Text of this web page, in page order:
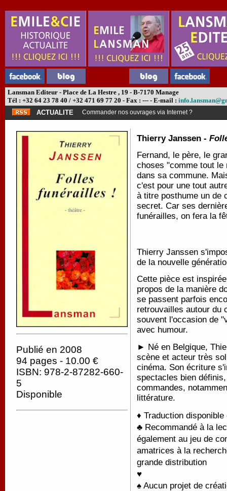
Lansman Editeur - Place de La Hestre , 19 - B-7170 Manage
Tél : +32 64 23 78 40 / +32 471 69 77 20 - Fax : --- - E-mail :
ACTUALITE
Commander nos ouvrages via Internet ?
Publié en 2008
94 pages - 10.00 €
ISBN: 978-2-87282-660-
5
Disponible
Thierry Janssen -
Fernand, le père, le
choses "comme tout le
dans sa commune.
c'est pour une tout
à titre posthume un de
secret. Car ses
funérailles, on fera la
Thierry Janssen
de la nouvelle
Cette pièce est
propos de la manière
se passent parfois
retrouvailles autour du
souvent l'occasion de
avec humour.
► Né en Belgique,
scène et acteur très
cinéma. Son écriture
spectacles bien
commandes,
littérature.
♦ Traduction
♣ Recommandé à la
également au jeu de
amatrices à la
grande distribution
♥
♠ Aucun projet de